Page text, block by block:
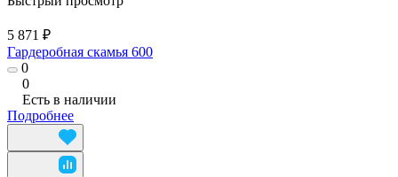
5 871 ₽
Гардеробная скамья 600
0
0
Есть в наличии
Подробнее